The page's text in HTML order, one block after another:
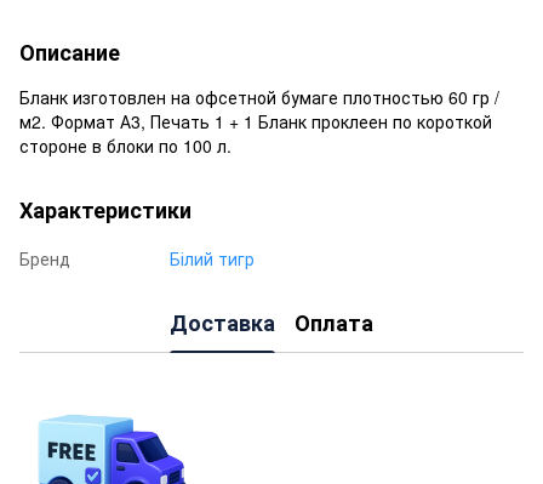
Описание
Бланк изготовлен на офсетной бумаге плотностью 60 гр /
м2. Формат А3, Печать 1 + 1 Бланк проклеен по короткой
стороне в блоки по 100 л.
Характеристики
Бренд Білий тигр
Доставка Оплата